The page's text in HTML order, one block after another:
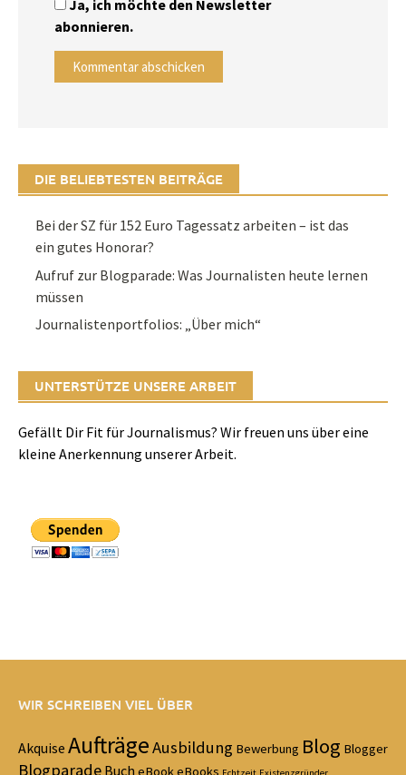
Ja, ich möchte den Newsletter
abonnieren.
DIE BELIEBTESTEN BEITRÄGE
Bei der SZ für 152 Euro Tagessatz arbeiten – ist das
ein gutes Honorar?
Aufruf zur Blogparade: Was Journalisten heute lernen
müssen
Journalistenportfolios: „Über mich“
UNTERSTÜTZE UNSERE ARBEIT
Gefällt Dir Fit für Journalismus? Wir freuen uns über eine
kleine Anerkennung unserer Arbeit.
WIR SCHREIBEN VIEL ÜBER
Akquise AufträgeAusbildung Bewerbung Blog Blogger
Blogparade Buch eBookeBooks